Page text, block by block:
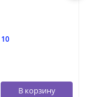
10
В корзину